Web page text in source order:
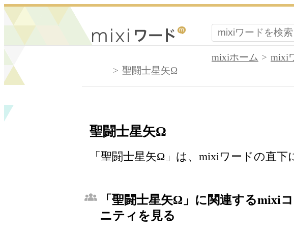
mixiホーム
mixi
聖闘士星矢Ω
聖闘士星矢Ω
「聖闘士星矢Ω」は、mixiワードの直下
「聖闘士星矢Ω」に関連するmixi
ニティを見る